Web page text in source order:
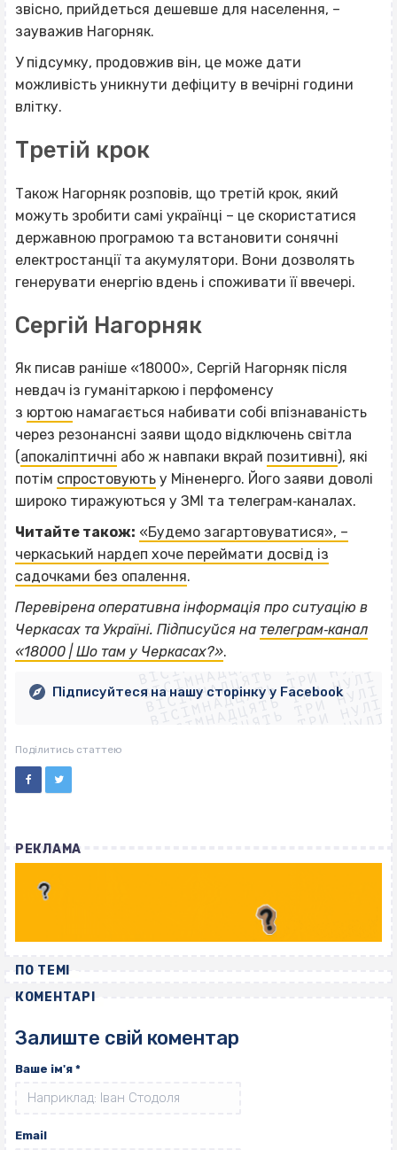
звісно, прийдеться дешевше для населення, –
зауважив Нагорняк.
У підсумку, продовжив він, це може дати
можливість уникнути дефіциту в вечірні години
влітку.
Третій крок
Також Нагорняк розповів, що третій крок, який
можуть зробити самі українці – це скористатися
державною програмою та встановити сонячні
електростанції та акумулятори. Вони дозволять
генерувати енергію вдень і споживати її ввечері.
Сергій Нагорняк
Як писав раніше «18000», Сергій Нагорняк після
невдач із гуманітаркою і перфоменсу
з юртою намагається набивати собі впізнаваність
через резонансні заяви щодо відключень світла
(апокаліптичні або ж навпаки вкрай позитивні), які
потім спростовують у Міненерго. Його заяви доволі
широко тиражуються у ЗМІ та телеграм‐каналах.
Читайте також: «Будемо загартовуватися», –
черкаський нардеп хоче переймати досвід із
садочками без опалення.
Перевірена оперативна інформація про ситуацію в
Черкасах та Україні. Підписуйся на телеграм‐канал
«18000 | Шо там у Черкасах?».
ВІСІМНАДЦЯТЬ ТРИ НУЛІ
ВІСІМНАДЦЯТЬ ТРИ НУЛІ
ВІСІМНАДЦЯТЬ ТРИ НУЛІ
ВІСІМНАДЦЯТЬ ТРИ НУЛІ
ВІСІМНАДЦЯТЬ ТРИ НУЛІ
ВІСІМНАДЦЯТЬ ТРИ НУЛІ
ВІСІМНАДЦЯТЬ ТРИ НУЛІ
ВІСІМНАДЦЯТЬ ТРИ НУЛІ
Підписуйтеся на нашу сторінку у Facebook
Поділитись статтею
РЕКЛАМА
ПО ТЕМІ
КОМЕНТАРІ
Залиште свій коментар
Ваше ім'я *
Email